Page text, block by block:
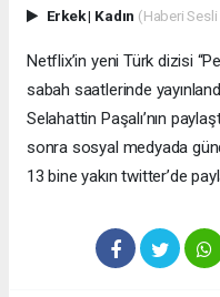
Erkek| Kadın (Haberi
Netflix’in yeni Türk dizisi
sabah saatlerinde
Selahattin Paşalı’nın
sonra sosyal medyada
13 bine yakın twitter’de